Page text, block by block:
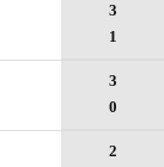
3
1
3
0
2